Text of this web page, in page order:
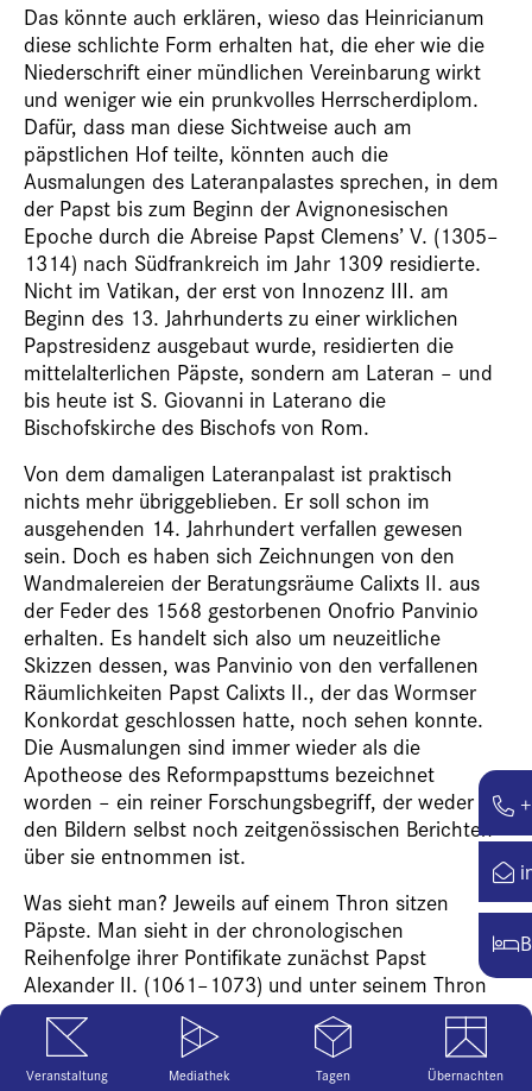
Das könnte auch erklären, wieso das Heinricianum
diese schlichte Form erhalten hat, die eher wie die
Niederschrift einer mündlichen Vereinbarung wirkt
und weniger wie ein prunkvolles Herrscherdiplom.
Dafür, dass man diese Sichtweise auch am
päpstlichen Hof teilte, könnten auch die
Ausmalungen des Lateranpalastes sprechen, in dem
der Papst bis zum Beginn der Avignonesischen
Epoche durch die Abreise Papst Clemens’ V. (1305–
1314) nach Südfrankreich im Jahr 1309 residierte.
Nicht im Vatikan, der erst von Innozenz III. am
Beginn des 13. Jahrhunderts zu einer wirklichen
Papstresidenz ausgebaut wurde, residierten die
mittelalterlichen Päpste, sondern am Lateran – und
bis heute ist S. Giovanni in Laterano die
Bischofskirche des Bischofs von Rom.
Von dem damaligen Lateranpalast ist praktisch
nichts mehr übriggeblieben. Er soll schon im
ausgehenden 14. Jahrhundert verfallen gewesen
sein. Doch es haben sich Zeichnungen von den
Wandmalereien der Beratungsräume Calixts II. aus
der Feder des 1568 gestorbenen Onofrio Panvinio
erhalten. Es handelt sich also um neuzeitliche
Skizzen dessen, was Panvinio von den verfallenen
Räumlichkeiten Papst Calixts II., der das Wormser
Konkordat geschlossen hatte, noch sehen konnte.
Die Ausmalungen sind immer wieder als die
Apotheose des Reformpapsttums bezeichnet
worden – ein reiner Forschungsbegriff, der weder
den Bildern selbst noch zeitgenössischen Berichten
über sie entnommen ist.
Was sieht man? Jeweils auf einem Thron sitzen
Päpste. Man sieht in der chronologischen
Reihenfolge ihrer Pontifikate zunächst Papst
Alexander II. (1061–1073) und unter seinem Thron
als Schemel dargestellt ein Gegenpapst, Honorius
(II.), der vormalige Bischof Cadalus von Parma. Die
Darstellung spielt auf Psalm 110,1 an, in dem es
Veranstaltung Mediathek Tagen Übernachten